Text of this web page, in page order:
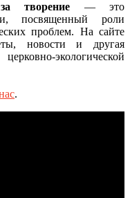
творение — это
посвященный роли
проблем. На сайте
новости и другая
экологической
.